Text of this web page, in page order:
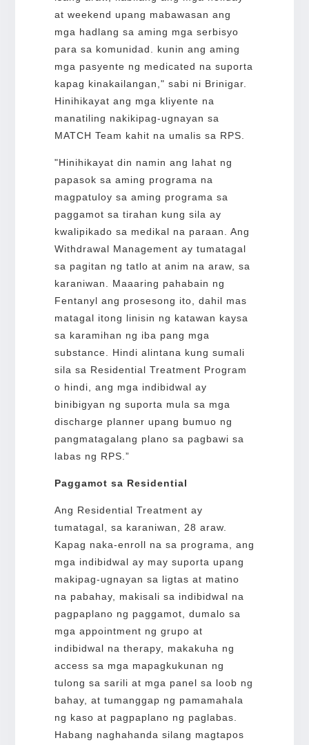
at weekend upang mabawasan ang
mga hadlang sa aming mga serbisyo
para sa komunidad. kunin ang aming
mga pasyente ng medicated na suporta
kapag kinakailangan," sabi ni Brinigar.
Hinihikayat ang mga kliyente na
manatiling nakikipag-ugnayan sa
MATCH Team kahit na umalis sa RPS.
"Hinihikayat din namin ang lahat ng
papasok sa aming programa na
magpatuloy sa aming programa sa
paggamot sa tirahan kung sila ay
kwalipikado sa medikal na paraan. Ang
Withdrawal Management ay tumatagal
sa pagitan ng tatlo at anim na araw, sa
karaniwan. Maaaring pahabain ng
Fentanyl ang prosesong ito, dahil mas
matagal itong linisin ng katawan kaysa
sa karamihan ng iba pang mga
substance. Hindi alintana kung sumali
sila sa Residential Treatment Program
o hindi, ang mga indibidwal ay
binibigyan ng suporta mula sa mga
discharge planner upang bumuo ng
pangmatagalang plano sa pagbawi sa
labas ng RPS.”
Paggamot sa Residential
Ang Residential Treatment ay
tumatagal, sa karaniwan, 28 araw.
Kapag naka-enroll na sa programa, ang
mga indibidwal ay may suporta upang
makipag-ugnayan sa ligtas at matino
na pabahay, makisali sa indibidwal na
pagpaplano ng paggamot, dumalo sa
mga appointment ng grupo at
indibidwal na therapy, makakuha ng
access sa mga mapagkukunan ng
tulong sa sarili at mga panel sa loob ng
bahay, at tumanggap ng pamamahala
ng kaso at pagpaplano ng paglabas.
Habang naghahanda silang magtapos